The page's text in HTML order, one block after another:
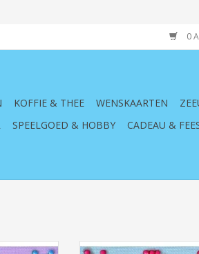
0
KOFFIE & THEE WENSKAARTEN
SPEELGOED & HOBBY CADEAU &
Diamond Dotz